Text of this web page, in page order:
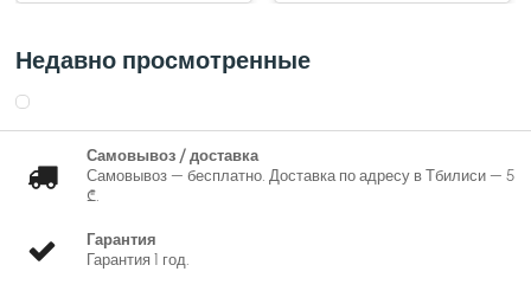
Недавно просмотренные
Самовывоз / доставка
Самовывоз — бесплатно. Доставка по адресу в Тбилиси — 5
₾.
Гарантия
Гарантия 1 год.